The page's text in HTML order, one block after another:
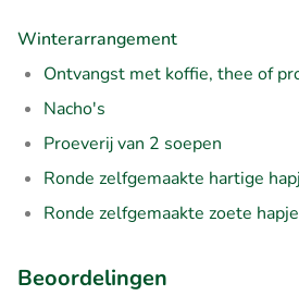
Winterarrangement
Ontvangst met koffie, thee of
Nacho's
Proeverij van 2 soepen
Ronde zelfgemaakte hartige
Ronde zelfgemaakte zoete
Beoordelingen